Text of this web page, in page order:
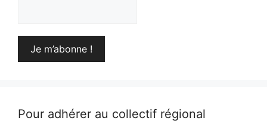
Pour adhérer au collectif régional